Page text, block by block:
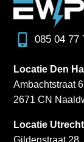
085 04 77
Locatie Den
Ambachtstraat
2671 CN
Locatie